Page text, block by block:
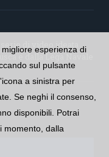
di video ideata
e dalla Lega Navale
esperienza di
sul pulsante
a sinistra per
Se neghi il consenso,
disponibili. Potrai
momento, dalla